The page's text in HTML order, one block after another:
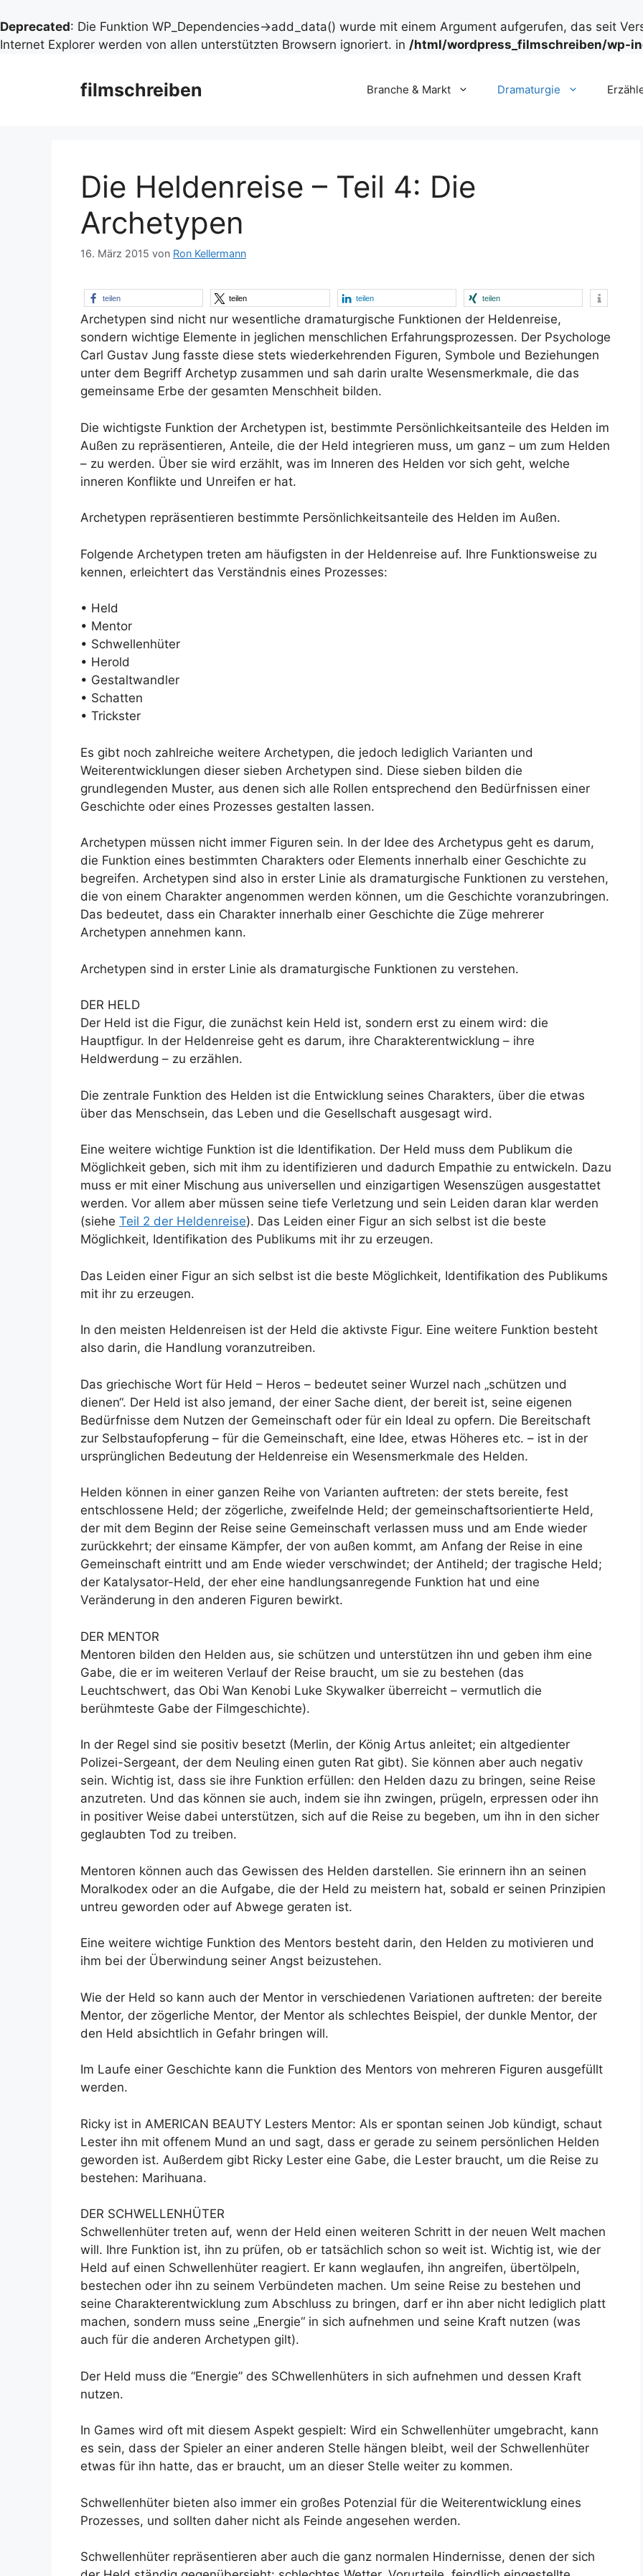
Deprecated: Die Funktion WP_Dependencies->add_data() wurde mit einem Argument aufgerufen, das seit
Internet Explorer werden von allen unterstützten Browsern ignoriert. in /html/wordpress_filmschreiben/wp-
filmschreiben Branche & Markt Dramaturgie
Die Heldenreise – Teil 4: Die
Archetypen
16. März 2015 von Ron Kellermann
teilen teilen teilen teilen
Archetypen sind nicht nur wesentliche dramaturgische Funktionen der Heldenreise,
sondern wichtige Elemente in jeglichen menschlichen Erfahrungsprozessen. Der Psychologe
Carl Gustav Jung fasste diese stets wiederkehrenden Figuren, Symbole und Beziehungen
unter dem Begriff Archetyp zusammen und sah darin uralte Wesensmerkmale, die das
gemeinsame Erbe der gesamten Menschheit bilden.
Die wichtigste Funktion der Archetypen ist, bestimmte Persönlichkeitsanteile des Helden im
Außen zu repräsentieren, Anteile, die der Held integrieren muss, um ganz – um zum Helden
– zu werden. Über sie wird erzählt, was im Inneren des Helden vor sich geht, welche
inneren Konflikte und Unreifen er hat.
Archetypen repräsentieren bestimmte Persönlichkeitsanteile des Helden im Außen.
Folgende Archetypen treten am häufigsten in der Heldenreise auf. Ihre Funktionsweise zu
kennen, erleichtert das Verständnis eines Prozesses:
• Held
• Mentor
• Schwellenhüter
• Herold
• Gestaltwandler
• Schatten
• Trickster
Es gibt noch zahlreiche weitere Archetypen, die jedoch lediglich Varianten und
Weiterentwicklungen dieser sieben Archetypen sind. Diese sieben bilden die
grundlegenden Muster, aus denen sich alle Rollen entsprechend den Bedürfnissen einer
Geschichte oder eines Prozesses gestalten lassen.
Archetypen müssen nicht immer Figuren sein. In der Idee des Archetypus geht es darum,
die Funktion eines bestimmten Charakters oder Elements innerhalb einer Geschichte zu
begreifen. Archetypen sind also in erster Linie als dramaturgische Funktionen zu verstehen,
die von einem Charakter angenommen werden können, um die Geschichte voranzubringen.
Das bedeutet, dass ein Charakter innerhalb einer Geschichte die Züge mehrerer
Archetypen annehmen kann.
Archetypen sind in erster Linie als dramaturgische Funktionen zu verstehen.
DER HELD
Der Held ist die Figur, die zunächst kein Held ist, sondern erst zu einem wird: die
Hauptfigur. In der Heldenreise geht es darum, ihre Charakterentwicklung – ihre
Heldwerdung – zu erzählen.
Die zentrale Funktion des Helden ist die Entwicklung seines Charakters, über die etwas
über das Menschsein, das Leben und die Gesellschaft ausgesagt wird.
Eine weitere wichtige Funktion ist die Identifikation. Der Held muss dem Publikum die
Möglichkeit geben, sich mit ihm zu identifizieren und dadurch Empathie zu entwickeln. Dazu
muss er mit einer Mischung aus universellen und einzigartigen Wesenszügen ausgestattet
werden. Vor allem aber müssen seine tiefe Verletzung und sein Leiden daran klar werden
(siehe Teil 2 der Heldenreise). Das Leiden einer Figur an sich selbst ist die beste
Möglichkeit, Identifikation des Publikums mit ihr zu erzeugen.
Das Leiden einer Figur an sich selbst ist die beste Möglichkeit, Identifikation des Publikums
mit ihr zu erzeugen.
In den meisten Heldenreisen ist der Held die aktivste Figur. Eine weitere Funktion besteht
also darin, die Handlung voranzutreiben.
Das griechische Wort für Held – Heros – bedeutet seiner Wurzel nach „schützen und
dienen“. Der Held ist also jemand, der einer Sache dient, der bereit ist, seine eigenen
Bedürfnisse dem Nutzen der Gemeinschaft oder für ein Ideal zu opfern. Die Bereitschaft
zur Selbstaufopferung – für die Gemeinschaft, eine Idee, etwas Höheres etc. – ist in der
ursprünglichen Bedeutung der Heldenreise ein Wesensmerkmale des Helden.
Helden können in einer ganzen Reihe von Varianten auftreten: der stets bereite, fest
entschlossene Held; der zögerliche, zweifelnde Held; der gemeinschaftsorientierte Held,
der mit dem Beginn der Reise seine Gemeinschaft verlassen muss und am Ende wieder
zurückkehrt; der einsame Kämpfer, der von außen kommt, am Anfang der Reise in eine
Gemeinschaft eintritt und am Ende wieder verschwindet; der Antiheld; der tragische Held;
der Katalysator-Held, der eher eine handlungsanregende Funktion hat und eine
Veränderung in den anderen Figuren bewirkt.
DER MENTOR
Mentoren bilden den Helden aus, sie schützen und unterstützen ihn und geben ihm eine
Gabe, die er im weiteren Verlauf der Reise braucht, um sie zu bestehen (das
Leuchtschwert, das Obi Wan Kenobi Luke Skywalker überreicht – vermutlich die
berühmteste Gabe der Filmgeschichte).
In der Regel sind sie positiv besetzt (Merlin, der König Artus anleitet; ein altgedienter
Polizei-Sergeant, der dem Neuling einen guten Rat gibt). Sie können aber auch negativ
sein. Wichtig ist, dass sie ihre Funktion erfüllen: den Helden dazu zu bringen, seine Reise
anzutreten. Und das können sie auch, indem sie ihn zwingen, prügeln, erpressen oder ihn
in positiver Weise dabei unterstützen, sich auf die Reise zu begeben, um ihn in den sicher
geglaubten Tod zu treiben.
Mentoren können auch das Gewissen des Helden darstellen. Sie erinnern ihn an seinen
Moralkodex oder an die Aufgabe, die der Held zu meistern hat, sobald er seinen Prinzipien
untreu geworden oder auf Abwege geraten ist.
Eine weitere wichtige Funktion des Mentors besteht darin, den Helden zu motivieren und
ihm bei der Überwindung seiner Angst beizustehen.
Wie der Held so kann auch der Mentor in verschiedenen Variationen auftreten: der bereite
Mentor, der zögerliche Mentor, der Mentor als schlechtes Beispiel, der dunkle Mentor, der
den Held absichtlich in Gefahr bringen will.
Im Laufe einer Geschichte kann die Funktion des Mentors von mehreren Figuren ausgefüllt
werden.
Ricky ist in AMERICAN BEAUTY Lesters Mentor: Als er spontan seinen Job kündigt, schaut
Lester ihn mit offenem Mund an und sagt, dass er gerade zu seinem persönlichen Helden
geworden ist. Außerdem gibt Ricky Lester eine Gabe, die Lester braucht, um die Reise zu
bestehen: Marihuana.
DER SCHWELLENHÜTER
Schwellenhüter treten auf, wenn der Held einen weiteren Schritt in der neuen Welt machen
will. Ihre Funktion ist, ihn zu prüfen, ob er tatsächlich schon so weit ist. Wichtig ist, wie der
Held auf einen Schwellenhüter reagiert. Er kann weglaufen, ihn angreifen, übertölpeln,
bestechen oder ihn zu seinem Verbündeten machen. Um seine Reise zu bestehen und
seine Charakterentwicklung zum Abschluss zu bringen, darf er ihn aber nicht lediglich platt
machen, sondern muss seine „Energie“ in sich aufnehmen und seine Kraft nutzen (was
auch für die anderen Archetypen gilt).
Der Held muss die “Energie” des SChwellenhüters in sich aufnehmen und dessen Kraft
nutzen.
In Games wird oft mit diesem Aspekt gespielt: Wird ein Schwellenhüter umgebracht, kann
es sein, dass der Spieler an einer anderen Stelle hängen bleibt, weil der Schwellenhüter
etwas für ihn hatte, das er braucht, um an dieser Stelle weiter zu kommen.
Schwellenhüter bieten also immer ein großes Potenzial für die Weiterentwicklung eines
Prozesses, und sollten daher nicht als Feinde angesehen werden.
Schwellenhüter repräsentieren aber auch die ganz normalen Hindernisse, denen der sich